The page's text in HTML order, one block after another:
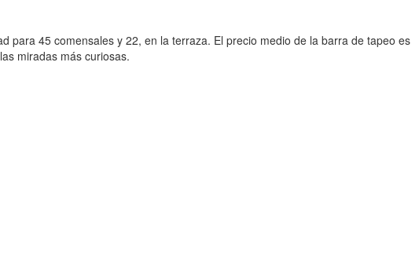
para 45 comensales y 22, en la terraza. El precio medio de la barra de tapeo es
miradas más curiosas.